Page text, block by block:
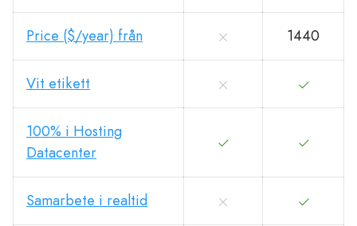
Price ($/year) från 1440
Vit etikett
100% i Hosting
Datacenter
Samarbete i realtid